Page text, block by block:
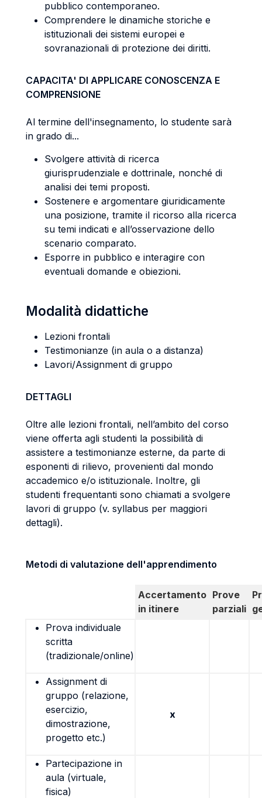
pubblico contemporaneo.
Comprendere le dinamiche storiche e
istituzionali dei sistemi europei e
sovranazionali di protezione dei diritti.
CAPACITA' DI APPLICARE CONOSCENZA E
COMPRENSIONE
Al termine dell'insegnamento, lo studente sarà
in grado di...
Svolgere attività di ricerca
giurisprudenziale e dottrinale, nonché di
analisi dei temi proposti.
Sostenere e argomentare giuridicamente
una posizione, tramite il ricorso alla ricerca
su temi indicati e all’osservazione dello
scenario comparato.
Esporre in pubblico e interagire con
eventuali domande e obiezioni.
Modalità didattiche
Lezioni frontali
Testimonianze (in aula o a distanza)
Lavori/Assignment di gruppo
DETTAGLI
Oltre alle lezioni frontali, nell’ambito del corso
viene offerta agli studenti la possibilità di
assistere a testimonianze esterne, da parte di
esponenti di rilievo, provenienti dal mondo
accademico e/o istituzionale. Inoltre, gli
studenti frequentanti sono chiamati a svolgere
lavori di gruppo (v. syllabus per maggiori
dettagli).
Metodi di valutazione dell'apprendimento
Accertamento
in itinere
Prove
parziali
Prova individuale
scritta
(tradizionale/online)
Assignment di
gruppo (relazione,
esercizio,
dimostrazione,
progetto etc.)
x
Partecipazione in
aula (virtuale,
fisica)